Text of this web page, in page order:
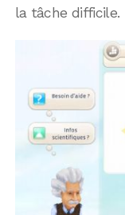
la tâche difficile.